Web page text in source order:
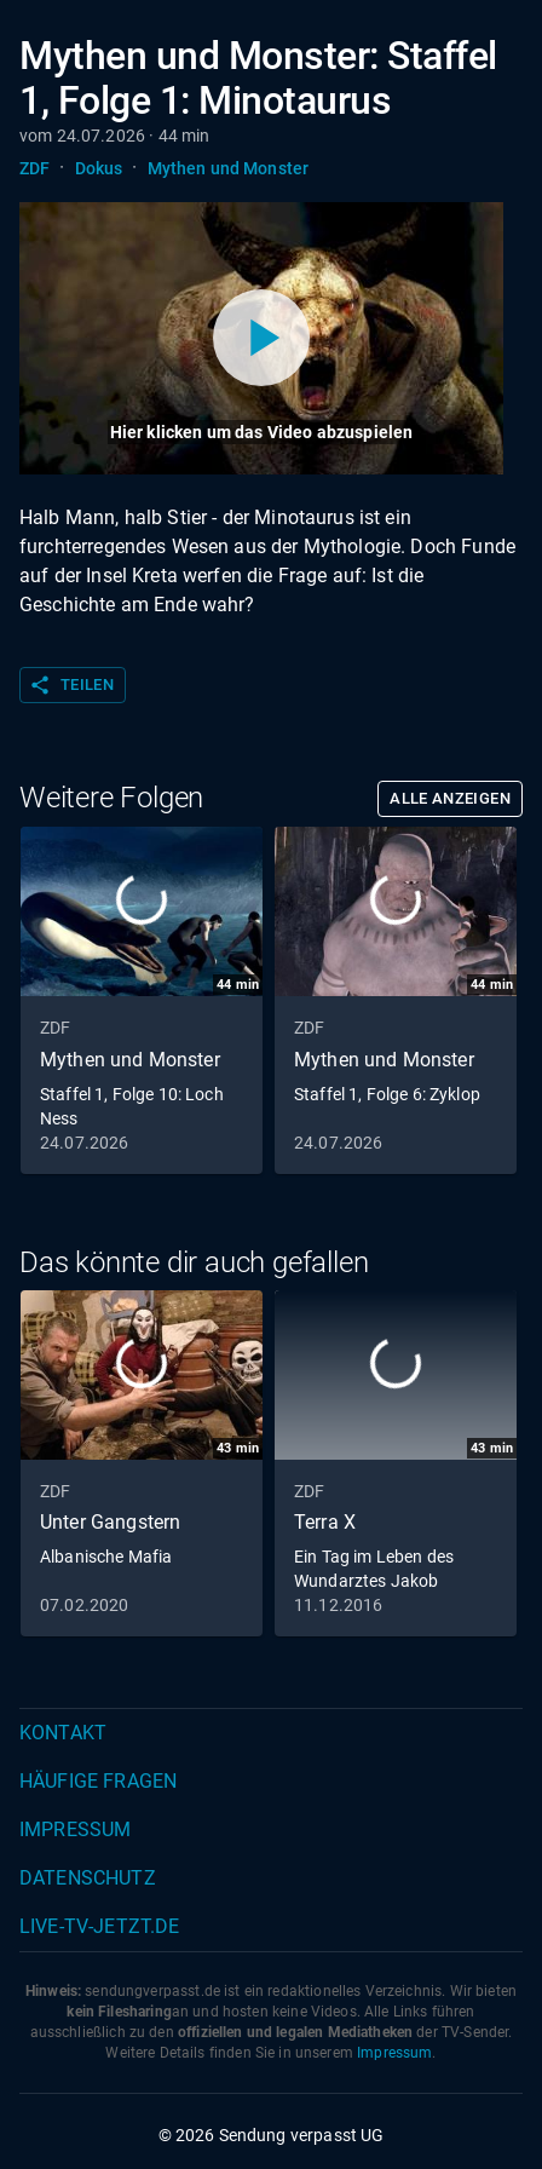
Mythen und Monster: Staffel
1, Folge 1: Minotaurus
vom 24.07.2026 · 44 min
ZDF · Dokus · Mythen und Monster
Hier klicken um das Video abzuspielen
Halb Mann, halb Stier - der Minotaurus ist ein
furchterregendes Wesen aus der Mythologie. Doch Funde
auf der Insel Kreta werfen die Frage auf: Ist die
Geschichte am Ende wahr?
share TEILEN
Weitere Folgen ALLE ANZEIGEN
44 min
ZDF
Mythen und Monster
Staffel 1, Folge 10: Loch
Ness
24.07.2026
44 min
ZDF
Mythen und Monster
Staffel 1, Folge 6: Zyklop
24.07.2026
Das könnte dir auch gefallen
43 min
ZDF
Unter Gangstern
Albanische Mafia
07.02.2020
43 min
ZDF
Terra X
Ein Tag im Leben des
Wundarztes Jakob
Althaus im Jahr 1454
11.12.2016
KONTAKT
HÄUFIGE FRAGEN
IMPRESSUM
DATENSCHUTZ
LIVE-TV-JETZT.DE
Hinweis: sendungverpasst.de ist ein redaktionelles Verzeichnis. Wir bieten
kein Filesharingan und hosten keine Videos. Alle Links führen
ausschließlich zu den offiziellen und legalen Mediatheken der TV-Sender.
Weitere Details finden Sie in unserem Impressum.
© 2026 Sendung verpasst UG